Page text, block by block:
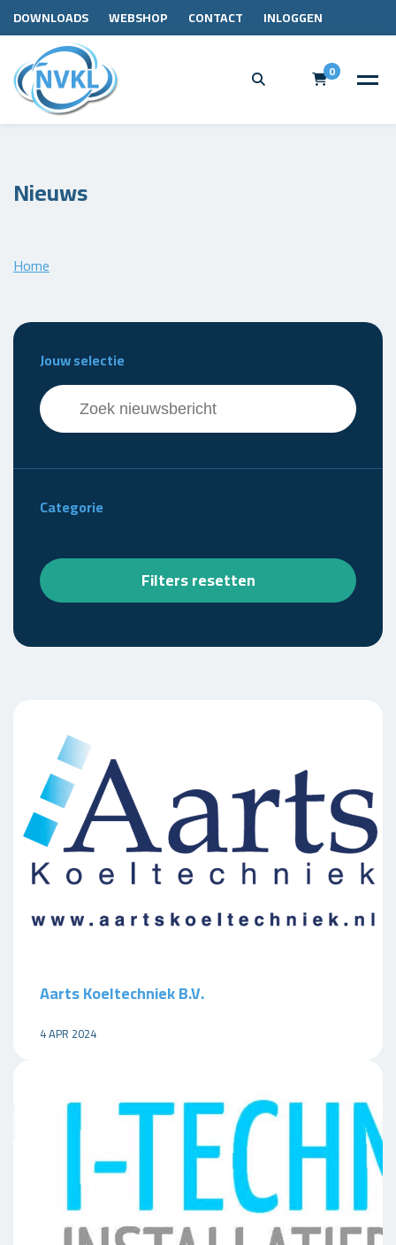
DOWNLOADS WEBSHOP CONTACT INLOGGEN
0
Nieuws
Home
Jouw selectie
Zoeken - nieuws
Search content
Categorie
Filters resetten
Aarts Koeltechniek B.V.
4 APR 2024